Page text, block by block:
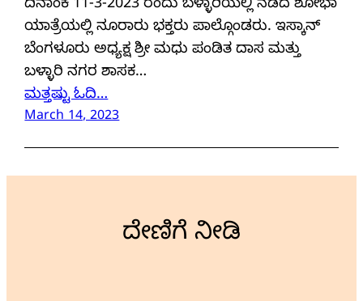
ದಿನಾಂಕ 11-3-2023 ರಂದು ಬಳ್ಳಾರಿಯಲ್ಲಿ ನಡೆದ ಶೋಭಾ
ಯಾತ್ರೆಯಲ್ಲಿ ನೂರಾರು ಭಕ್ತರು ಪಾಲ್ಗೊಂಡರು. ಇಸ್ಕಾನ್
ಬೆಂಗಳೂರು ಅಧ್ಯಕ್ಷ ಶ್ರೀ ಮಧು ಪಂಡಿತ ದಾಸ ಮತ್ತು
ಬಳ್ಳಾರಿ ನಗರ ಶಾಸಕ…
ಮತ್ತಷ್ಟು ಓದಿ…
March 14, 2023
ದೇಣಿಗೆ ನೀಡಿ